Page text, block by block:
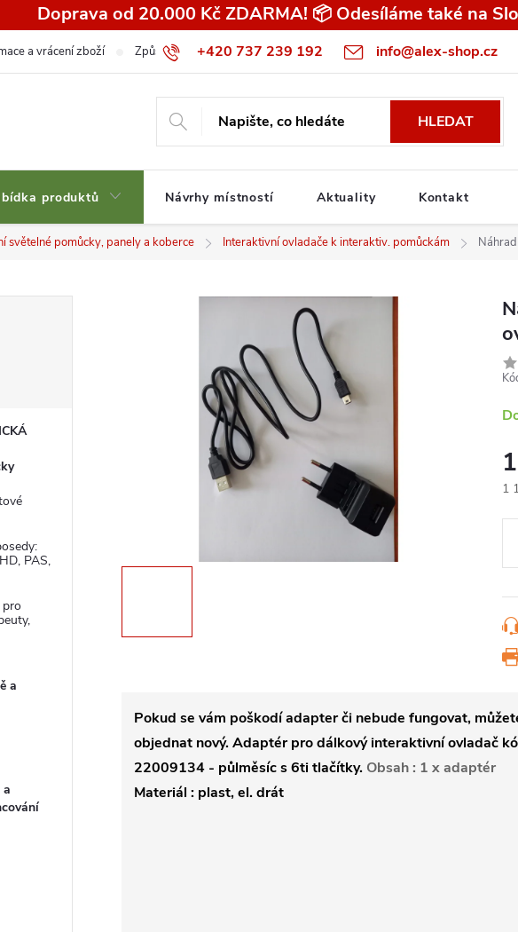
Doprava od 20.000 Kč ZDARMA! 📦 Odesíláme také na
+420 737 239 192 info@alex-shop.cz
a vrácení zboží Způsob dopravy Všeobecné obchodní podmínky pro spotřebitele
HLEDAT
produktů Návrhy místností Aktuality Kontakt
světelné pomůcky, panely a koberce Interaktivní ovladače k interaktiv. pomůckám
PAS,
a
a
1
Pokud se vám poškodí adapter či nebude fungovat,
objednat nový.Adaptér pro dálkový interaktivní ovladač
22009134 - půlměsíc s 6ti tlačítky. Obsah : 1 x adaptér
Materiál : plast, el. drát